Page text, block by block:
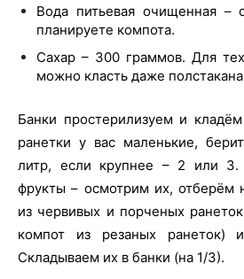
Вода питьевая очищенная –
планируете компота.
Сахар – 300 граммов. Для
можно класть даже
Банки простерилизуем и
ранетки у вас маленькие,
литр, если крупнее – 2 или 3.
фрукты – осмотрим их, отберём
из червивых и порченых
компот из резаных ранеток)
Складываем их в банки (на 1/3).